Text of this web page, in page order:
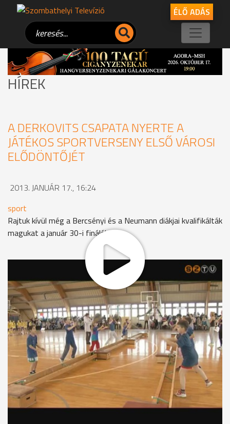
ÉLŐ ADÁS
HÍREK
A DERKOVITS CSAPATA NYERTE A
JÁTÉKOS SPORTVERSENY ELSŐ VÁROSI
ELŐDÖNTŐJÉT
2013. JANUÁR 17., 16:24
sport
Rajtuk kívül még a Bercsényi és a Neumann diákjai kvalifikálták
magukat a január 30-i fináléba.
A Savaria Egyetemi Központ sportcsarnokában öt
szombathelyi általános iskola részvételével zajlott le a
Játékos Sportverseny első elődöntője. A Városi Diáksport
Bizottság által szervezett megmérettetésen alsó
tagozatos diákok vehettek részt, oktatási intézményenként
12-12 főt lehetett nevezni.
Varga Jenő elnök, Városi Diáksport Bizottság
"Elsődleges cél, hogy megmutassuk azt, hogy
Szombathelyen a sportélet a csúcson van. A diáksport
elfoglalja azt a helyet, amiért az országban tényleg minden
városnak meg kell tennie mindent. Minden politikussal,
sportvezetővel, testnevelővel, igazgatóval meg kell értetni,